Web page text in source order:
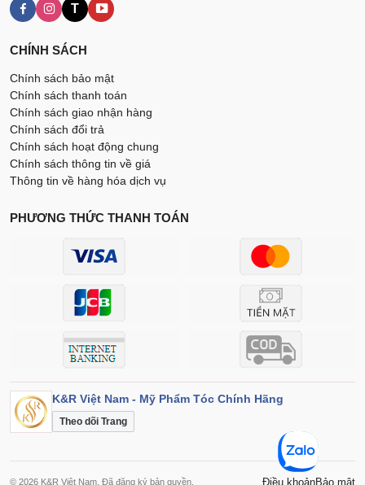
T
CHÍNH SÁCH
Chính sách bảo mật
Chính sách thanh toán
Chính sách giao nhận hàng
Chính sách đổi trả
Chính sách hoạt động chung
Chính sách thông tin về giá
Thông tin về hàng hóa dịch vụ
PHƯƠNG THỨC THANH TOÁN
K&R Việt Nam - Mỹ Phẩm Tóc Chính Hãng
Theo dõi Trang
© 2026 K&R Việt Nam. Đã đăng ký bản quyền. Điều khoảnBảo mật